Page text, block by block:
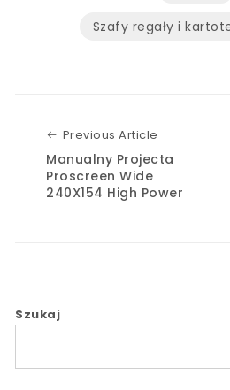
Szafy regały i
Previous Article
Manualny Projecta
Proscreen Wide
240X154 High Power
Szukaj